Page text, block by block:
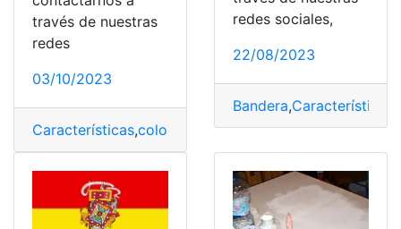
través de nuestras
redes
03/10/2023
Características,colores ficha técnica,Potencia,Xiaomi
redes sociales,
22/08/2023
Bandera,Características